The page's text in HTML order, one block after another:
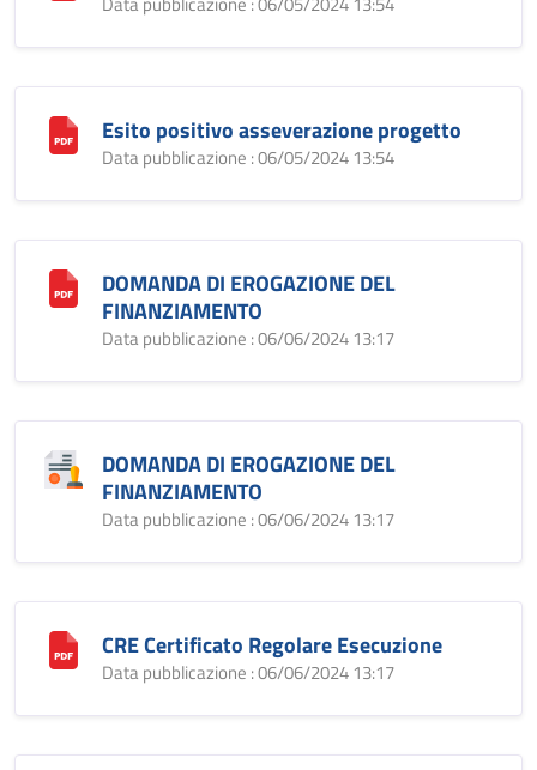
Esito positivo asseverazione progetto
Data pubblicazione : 06/05/2024 13:54
DOMANDA DI EROGAZIONE DEL
FINANZIAMENTO
Data pubblicazione : 06/06/2024 13:17
DOMANDA DI EROGAZIONE DEL
FINANZIAMENTO
Data pubblicazione : 06/06/2024 13:17
CRE Certificato Regolare Esecuzione
Data pubblicazione : 06/06/2024 13:17